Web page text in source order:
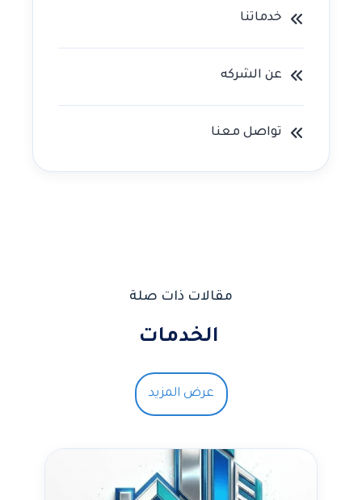
خدماتنا
عن الشركه
تواصل معنا
مقالات ذات صلة
الخدمات
عرض المزيد